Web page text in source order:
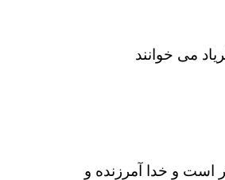
مى‏ خوانند
است و خدا آمرزنده و